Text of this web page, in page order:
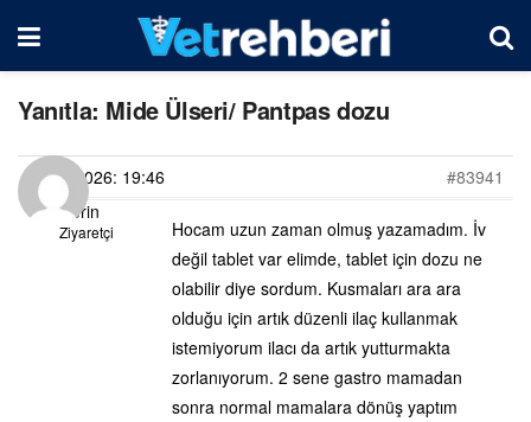
Yanıtla: Mide Ülseri/ Pantpas dozu
11/06/2026: 19:46
#83941
Derin
Ziyaretçi
Hocam uzun zaman olmuş yazamadım. İv
değil tablet var elimde, tablet için dozu ne
olabilir diye sordum. Kusmaları ara ara
olduğu için artık düzenli ilaç kullanmak
istemiyorum ilacı da artık yutturmakta
zorlanıyorum. 2 sene gastro mamadan
sonra normal mamalara dönüş yaptım